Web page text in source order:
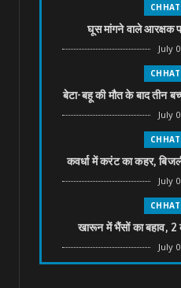
घूस मांगने वाले आरक्षक
July
बेटा-बहू की मौत के बाद तीन
July
कवर्धा में करंट का कहर,
July
खारून में भैंसों का बहाव, 2
July